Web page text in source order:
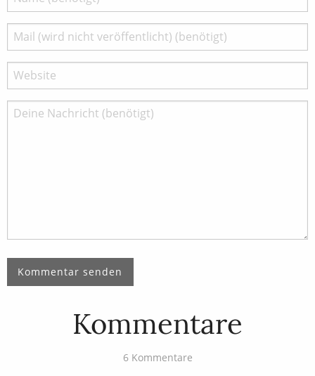
Kommentare
6 Kommentare